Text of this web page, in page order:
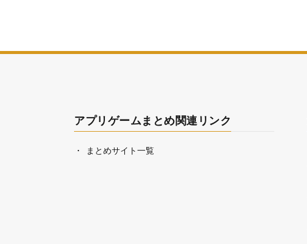
アプリゲームまとめ関連リンク
まとめサイト一覧